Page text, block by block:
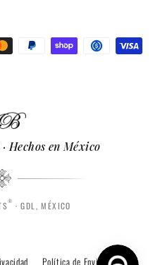
Hechos en México
® · GDL, MÉXICO
Política de Envió